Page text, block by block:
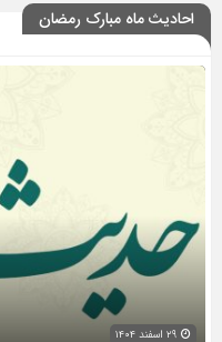
احادیث ماه مبارک رمضان